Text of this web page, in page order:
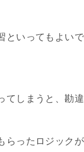
といってもよい
てしまうと、勘
らったロジック